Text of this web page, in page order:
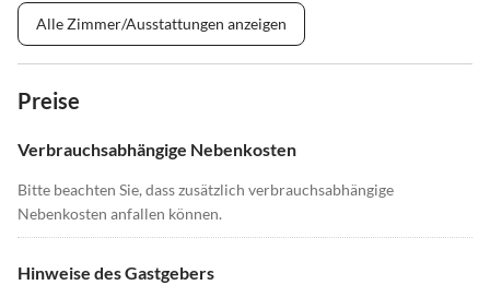
Alle Zimmer/Ausstattungen anzeigen
Preise
Verbrauchsabhängige Nebenkosten
Bitte beachten Sie, dass zusätzlich verbrauchsabhängige
Nebenkosten anfallen können.
Hinweise des Gastgebers